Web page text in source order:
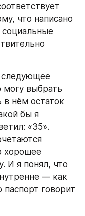
что написано
следующее
могу выбрать
в нём остаток
бы я
«35».
хорошее
И я понял, что
— как
паспорт говорит